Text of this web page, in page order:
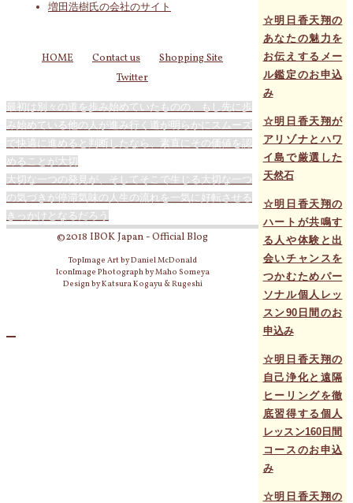
☆明日香天翔の
あなたの魅力を
お伝えするメー
ル鑑定のお申込
み
☆明日香天翔が
アリゾナとハワ
イ島で厳選した
天然石
☆明日香天翔の
ハートが共鳴す
る人や体験と出
会いチャンスを
つかむためパー
ソナル個人レッ
スン90日間のお
申込み
☆明日香天翔の
自己浄化と遠隔
ヒーリングを徹
底習得する個人
レッスン160日間
コースのお申込
み
☆明日香天翔の
増田浩樹氏の会社のサイト
HOME Contact us
Shopping Site
Twitter
最初は別々の道を歩み始めていたものの、もし先に歩
み始めている他の人が進み行く道が明らかにスムーズ
で快適に進めると判断したなら、素直にその価値を認
めることが大切
大切な一つの発見が、そしてそこで生じる大切な一つ
の気づきが停滞気味の人生の流れを一気に好転させる
きっかけとなるだろう
©2018 IBOK Japan - Official Blog
TopImage Art by Daniel McDonald
IconImage Photograph by Maho Someya
Design by Katsura Kogayu & Rugeshi